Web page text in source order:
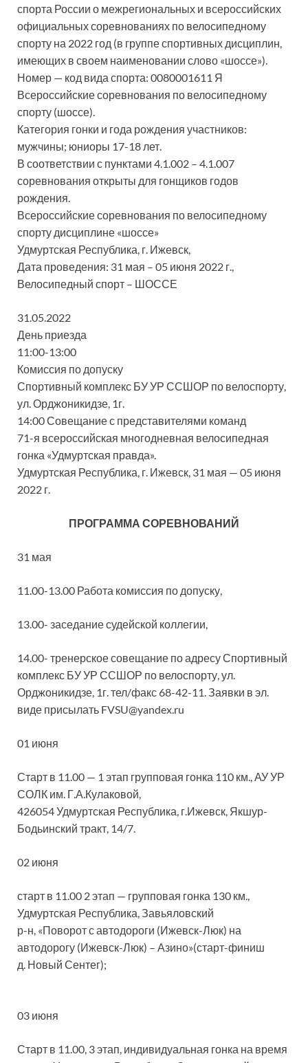
спорта России о межрегиональных и всероссийских
официальных соревнованиях по велосипедному
спорту на 2022 год (в группе спортивных дисциплин,
имеющих в своем наименовании слово «шоссе»).
Номер — код вида спорта: 0080001611 Я
Всероссийские соревнования по велосипедному
спорту (шоссе).
Категория гонки и года рождения участников:
мужчины; юниоры 17-18 лет.
В соответствии с пунктами 4.1.002 – 4.1.007
соревнования открыты для гонщиков годов
рождения.
Всероссийские соревнования по велосипедному
спорту дисциплине «шоссе»
Удмуртская Республика, г. Ижевск,
Дата проведения: 31 мая – 05 июня 2022 г.,
Велосипедный спорт – ШОССЕ
31.05.2022
День приезда
11:00-13:00
Комиссия по допуску
Спортивный комплекс БУ УР ССШОР по велоспорту,
ул. Орджоникидзе, 1г.
14:00 Совещание с представителями команд
71-я всероссийская многодневная велосипедная
гонка «Удмуртская правда».
Удмуртская Республика, г. Ижевск, 31 мая — 05 июня
2022 г.
ПРОГРАММА СОРЕВНОВАНИЙ
31 мая
11.00-13.00 Работа комиссия по допуску,
13.00- заседание судейской коллегии,
14.00- тренерское совещание по адресу Спортивный
комплекс БУ УР ССШОР по велоспорту, ул.
Орджоникидзе, 1г. тел/факс 68-42-11. Заявки в эл.
виде присылать FVSU@yandex.ru
01 июня
Старт в 11.00 — 1 этап групповая гонка 110 км., АУ УР
СОЛК им. Г.А.Кулаковой,
426054 Удмуртская Республика, г.Ижевск, Якшур-
Бодьинский тракт, 14/7.
02 июня
старт в 11.00 2 этап — групповая гонка 130 км.,
Удмуртская Республика, Завьяловский
р-н, «Поворот с автодороги (Ижевск-Люк) на
автодорогу (Ижевск-Люк) – Азино»(старт-финиш
д. Новый Сентег);
03 июня
Старт в 11.00, 3 этап, индивидуальная гонка на время